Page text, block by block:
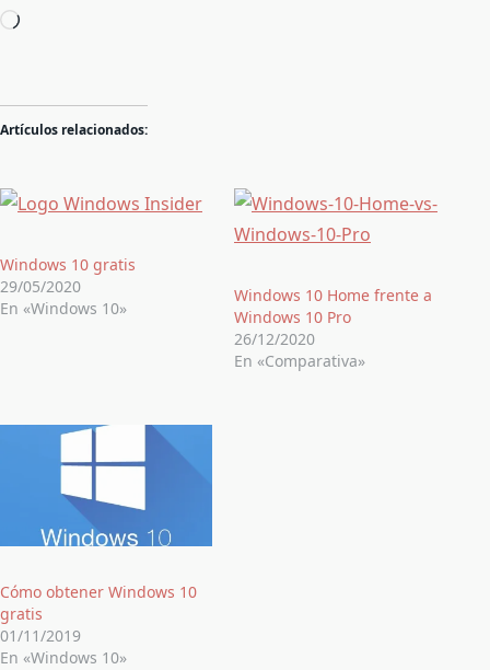
Artículos relacionados:
Windows 10 gratis
29/05/2020
En «Windows 10»
Windows 10 Home frente a
Windows 10 Pro
26/12/2020
En «Comparativa»
Cómo obtener Windows 10
gratis
01/11/2019
En «Windows 10»